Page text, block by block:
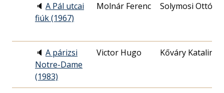
🔈 A Pál utcai
fiúk (1967)
Molnár Ferenc Solymosi Ottó
🔈 A párizsi
Notre-Dame
(1983)
Victor Hugo Kőváry Katalin